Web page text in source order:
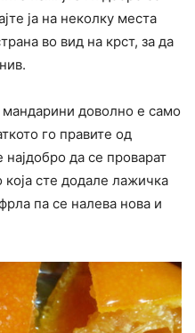
ја на неколку места
во вид на крст, за да
доволно е само
го правите од
да се проварат
сте додале лажичка
па се налева нова и